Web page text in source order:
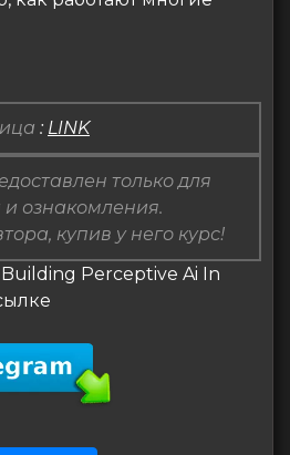
: LINK
только для
и ознакомления.
купив у него курс!
Perceptive Ai In